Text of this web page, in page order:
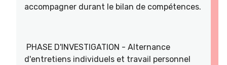
accompagner durant le bilan de compétences.
PHASE D'INVESTIGATION - Alternance
d'entretiens individuels et travail personnel